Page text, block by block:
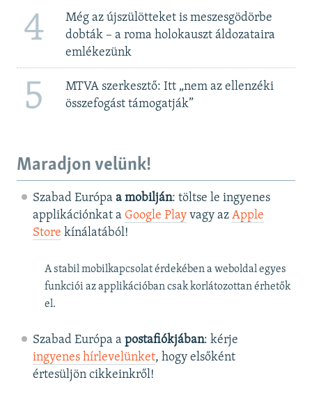
4
Még az újszülötteket is meszesgödörbe
dobták – a roma holokauszt áldozataira
emlékezünk
5
MTVA szerkesztő: Itt „nem az ellenzéki
összefogást támogatják”
Maradjon velünk!
Szabad Európa a mobilján: töltse le ingyenes
applikációnkat a Google Playvagy az Apple
Store kínálatából!
A stabil mobilkapcsolat érdekében a weboldal egyes
funkciói az applikációban csak korlátozottan érhetők
el.
Szabad Európa a postafiókjában: kérje
ingyenes hírlevelünket, hogy elsőként
értesüljön cikkeinkről!